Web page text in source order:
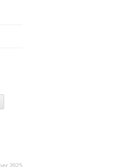
2025